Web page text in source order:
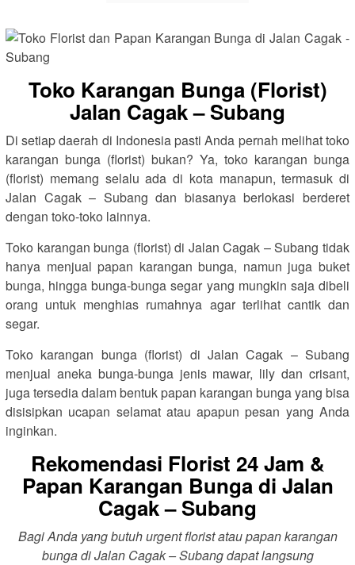
Toko Karangan Bunga (Florist)
Jalan Cagak – Subang
Di setiap daerah di Indonesia pasti Anda pernah melihat toko
karangan bunga (florist) bukan? Ya, toko karangan bunga
(florist) memang selalu ada di kota manapun, termasuk di
Jalan Cagak – Subang dan biasanya berlokasi berderet
dengan toko-toko lainnya.
Toko karangan bunga (florist) di Jalan Cagak – Subang tidak
hanya menjual papan karangan bunga, namun juga buket
bunga, hingga bunga-bunga segar yang mungkin saja dibeli
orang untuk menghias rumahnya agar terlihat cantik dan
segar.
Toko karangan bunga (florist) di Jalan Cagak – Subang
menjual aneka bunga-bunga jenis mawar, lily dan crisant,
juga tersedia dalam bentuk papan karangan bunga yang bisa
disisipkan ucapan selamat atau apapun pesan yang Anda
inginkan.
Rekomendasi Florist 24 Jam &
Papan Karangan Bunga di Jalan
Cagak – Subang
Bagi Anda yang butuh urgent florist atau papan karangan
bunga di Jalan Cagak – Subang dapat langsung